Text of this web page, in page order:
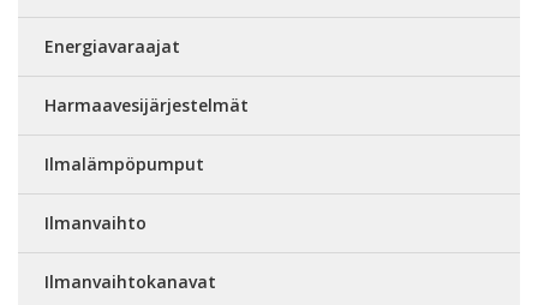
Energiavaraajat
Harmaavesijärjestelmät
Ilmalämpöpumput
Ilmanvaihto
Ilmanvaihtokanavat